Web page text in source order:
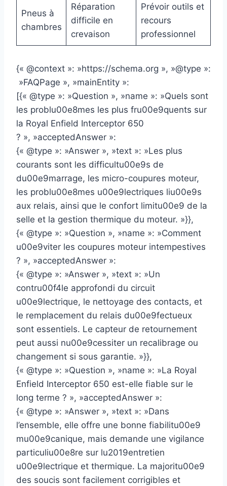
Pneus à
chambres
Réparation
difficile en
crevaison
Prévoir outils et
recours
professionnel
{« @context »: »https://schema.org », »@type »:
»FAQPage », »mainEntity »:
[{« @type »: »Question », »name »: »Quels sont
les problu00e8mes les plus fru00e9quents sur
la Royal Enfield Interceptor 650
? », »acceptedAnswer »:
{« @type »: »Answer », »text »: »Les plus
courants sont les difficultu00e9s de
du00e9marrage, les micro-coupures moteur,
les problu00e8mes u00e9lectriques liu00e9s
aux relais, ainsi que le confort limitu00e9 de la
selle et la gestion thermique du moteur. »}},
{« @type »: »Question », »name »: »Comment
u00e9viter les coupures moteur intempestives
? », »acceptedAnswer »:
{« @type »: »Answer », »text »: »Un
contru00f4le approfondi du circuit
u00e9lectrique, le nettoyage des contacts, et
le remplacement du relais du00e9fectueux
sont essentiels. Le capteur de retournement
peut aussi nu00e9cessiter un recalibrage ou
changement si sous garantie. »}},
{« @type »: »Question », »name »: »La Royal
Enfield Interceptor 650 est-elle fiable sur le
long terme ? », »acceptedAnswer »:
{« @type »: »Answer », »text »: »Dans
l’ensemble, elle offre une bonne fiabilitu00e9
mu00e9canique, mais demande une vigilance
particuliu00e8re sur lu2019entretien
u00e9lectrique et thermique. La majoritu00e9
des soucis sont facilement corrigibles et